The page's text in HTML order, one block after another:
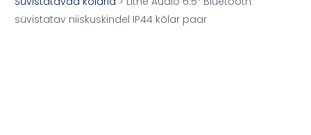
süvistatav niiskuskindel IP44 kõlar paar